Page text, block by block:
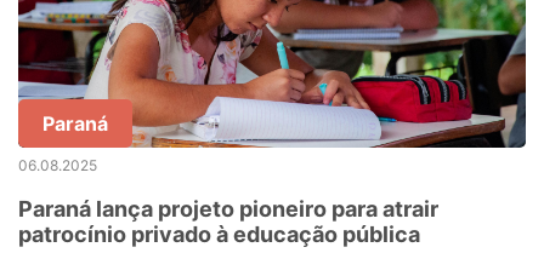
Paraná
06.08.2025
Paraná lança projeto pioneiro para atrair
patrocínio privado à educação pública